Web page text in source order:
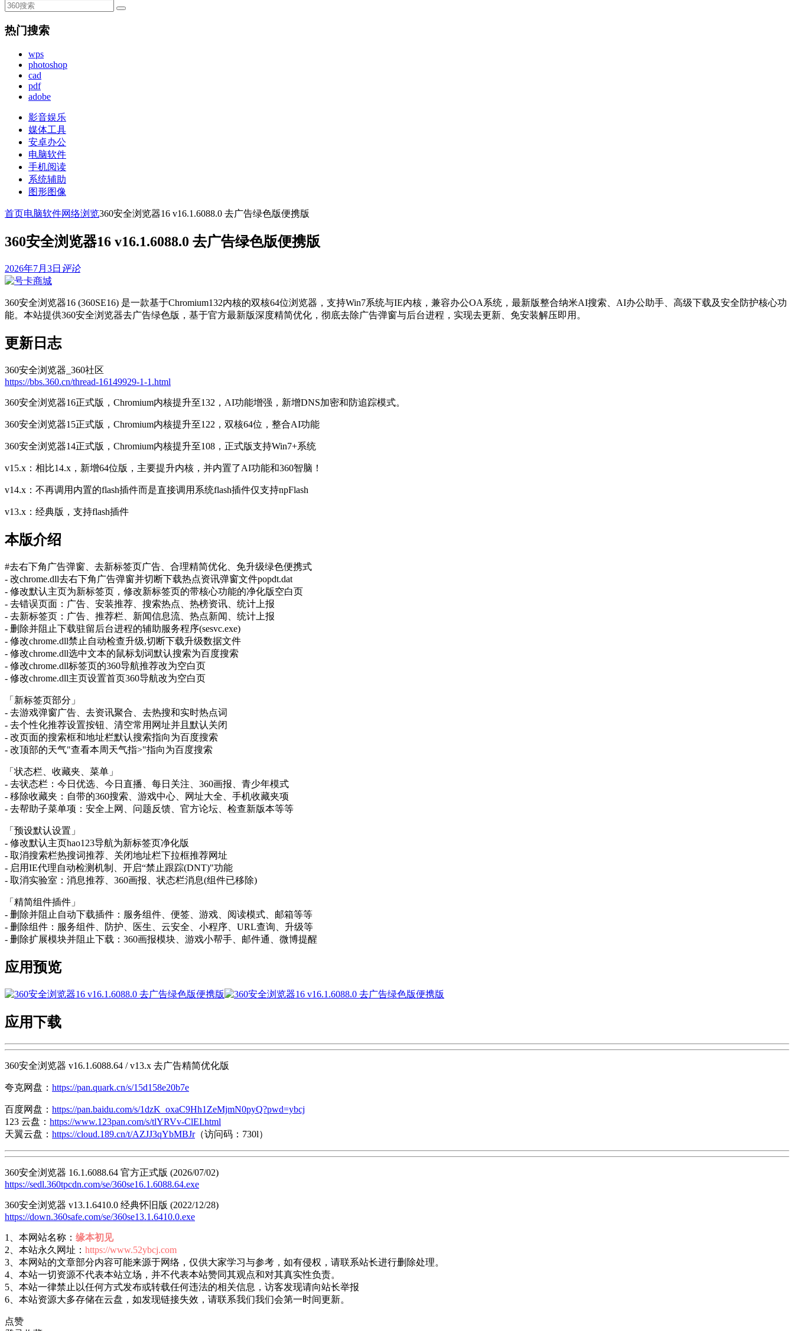
热门搜索
wps
photoshop
cad
pdf
adobe
影音娱乐
媒体工具
安卓办公
电脑软件
手机阅读
系统辅助
图形图像
首页电脑软件网络浏览360安全浏览器16 v16.1.6088.0 去广告绿色版便携版
360安全浏览器16 v16.1.6088.0 去广告绿色版便携版
2026年7月3日 评论
360安全浏览器16 (360SE16) 是一款基于Chromium132内核的双核64位浏览器，支持Win7系统与IE内核，兼容办公OA系统，最新版整合纳米AI搜索、AI办公助手、高级下载及安全防护核心功
能。本站提供360安全浏览器去广告绿色版，基于官方最新版深度精简优化，彻底去除广告弹窗与后台进程，实现去更新、免安装解压即用。
更新日志
360安全浏览器_360社区
https://bbs.360.cn/thread-16149929-1-1.html
360安全浏览器16正式版，Chromium内核提升至132，AI功能增强，新增DNS加密和防追踪模式。
360安全浏览器15正式版，Chromium内核提升至122，双核64位，整合AI功能
360安全浏览器14正式版，Chromium内核提升至108，正式版支持Win7+系统
v15.x：相比14.x，新增64位版，主要提升内核，并内置了AI功能和360智脑！
v14.x：不再调用内置的flash插件而是直接调用系统flash插件仅支持npFlash
v13.x：经典版，支持flash插件
本版介绍
#去右下角广告弹窗、去新标签页广告、合理精简优化、免升级绿色便携式
- 改chrome.dll去右下角广告弹窗并切断下载热点资讯弹窗文件popdt.dat
- 修改默认主页为新标签页，修改新标签页的带核心功能的净化版空白页
- 去错误页面：广告、安装推荐、搜索热点、热榜资讯、统计上报
- 去新标签页：广告、推荐栏、新闻信息流、热点新闻、统计上报
- 删除并阻止下载驻留后台进程的辅助服务程序(sesvc.exe)
- 修改chrome.dll禁止自动检查升级,切断下载升级数据文件
- 修改chrome.dll选中文本的鼠标划词默认搜索为百度搜索
- 修改chrome.dll标签页的360导航推荐改为空白页
- 修改chrome.dll主页设置首页360导航改为空白页
「新标签页部分」
- 去游戏弹窗广告、去资讯聚合、去热搜和实时热点词
- 去个性化推荐设置按钮、清空常用网址并且默认关闭
- 改页面的搜索框和地址栏默认搜索指向为百度搜索
- 改顶部的天气"查看本周天气指>"指向为百度搜索
「状态栏、收藏夹、菜单」
- 去状态栏：今日优选、今日直播、每日关注、360画报、青少年模式
- 移除收藏夹：自带的360搜索、游戏中心、网址大全、手机收藏夹项
- 去帮助子菜单项：安全上网、问题反馈、官方论坛、检查新版本等等
「预设默认设置」
- 修改默认主页hao123导航为新标签页净化版
- 取消搜索栏热搜词推荐、关闭地址栏下拉框推荐网址
- 启用IE代理自动检测机制、开启“禁止跟踪(DNT)"功能
- 取消实验室：消息推荐、360画报、状态栏消息(组件已移除)
「精简组件插件」
- 删除并阻止自动下载插件：服务组件、便签、游戏、阅读模式、邮箱等等
- 删除组件：服务组件、防护、医生、云安全、小程序、URL查询、升级等
- 删除扩展模块并阻止下载：360画报模块、游戏小帮手、邮件通、微博提醒
应用预览
应用下载
360安全浏览器 v16.1.6088.64 / v13.x 去广告精简优化版
夸克网盘： https://pan.quark.cn/s/15d158e20b7e
百度网盘： https://pan.baidu.com/s/1dzK_oxaC9Hh1ZeMjmN0pyQ?pwd=ybcj
123 云盘： https://www.123pan.com/s/tlYRVv-ClEI.html
天翼云盘： https://cloud.189.cn/t/AZJJ3qYbMBJr（访问码：730l）
360安全浏览器 16.1.6088.64 官方正式版 (2026/07/02)
https://sedl.360tpcdn.com/se/360se16.1.6088.64.exe
360安全浏览器 v13.1.6410.0 经典怀旧版 (2022/12/28)
https://down.360safe.com/se/360se13.1.6410.0.exe
1、本网站名称： 缘本初见
2、本站永久网址： https://www.52ybcj.com
3、本网站的文章部分内容可能来源于网络，仅供大家学习与参考，如有侵权，请联系站长进行删除处理。
4、本站一切资源不代表本站立场，并不代表本站赞同其观点和对其真实性负责。
5、本站一律禁止以任何方式发布或转载任何违法的相关信息，访客发现请向站长举报
6、本站资源大多存储在云盘，如发现链接失效，请联系我们我们会第一时间更新。
点赞